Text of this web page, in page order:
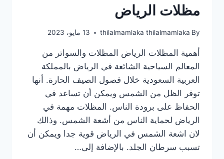
مظلات الرياض
By
thilalmamlaka thilalmamlaka 13 مايو، 2023
أهمية المظلات الرياض المظلات والسواتر من
المعالم السياحية الشائعة في الرياض بالمملكة
العربية السعودية خلال فصول الصيف الحارة. أنها
توفر الظل من الشمس ويمكن أن تساعد في
الحفاظ على برودة الناس. المظلات مهمة في
الرياض لحماية الناس من أشعة الشمس. وذالك
لان اشعة الشمس في الرياض قوية جدا ويمكن أن
تسبب سرطان الجلد. بالإضافة إلى…